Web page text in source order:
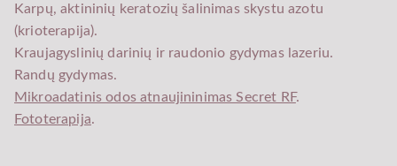
Karpų, aktininių keratozių šalinimas skystu azotu
(krioterapija).
Kraujagyslinių darinių ir raudonio gydymas lazeriu.
Randų gydymas.
Mikroadatinis odos atnaujininimas Secret RF.
Fototerapija.